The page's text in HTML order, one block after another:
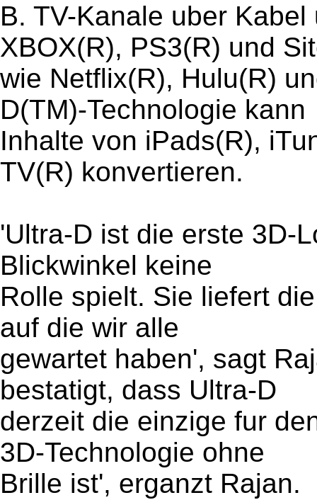
B. TV-Kanale uber
XBOX(R), PS3(R) und
wie Netflix(R), Hulu(R)
D(TM)-Technologie kann
Inhalte von iPads(R),
TV(R) konvertieren.
'Ultra-D ist die erste 3D-
Blickwinkel keine
Rolle spielt. Sie liefert
auf die wir alle
gewartet haben', sagt
bestatigt, dass Ultra-D
derzeit die einzige fur
3D-Technologie ohne
Brille ist', erganzt Rajan.